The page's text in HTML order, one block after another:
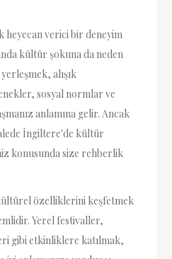
heyecan verici bir deneyim
kültür şokuna da neden
alışık
sosyal normlar ve
anlamına gelir. Ancak
İngiltere'de kültür
konusunda size rehberlik
özelliklerini keşfetmek
Yerel festivaller,
gibi etkinliklere katılmak,